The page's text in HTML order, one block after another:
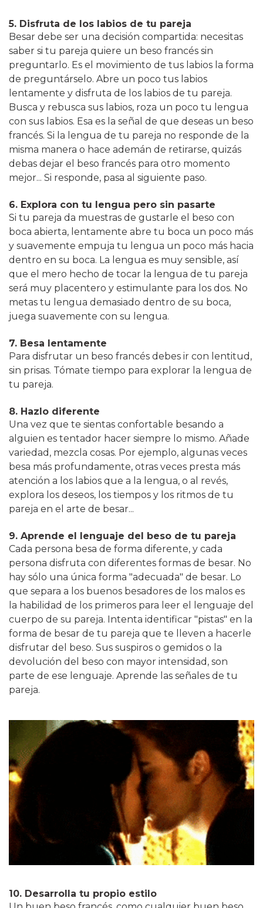
5. Disfruta de los labios de tu pareja
Besar debe ser una decisión compartida: necesitas
saber si tu pareja quiere un beso francés sin
preguntarlo. Es el movimiento de tus labios la forma
de preguntárselo. Abre un poco tus labios
lentamente y disfruta de los labios de tu pareja.
Busca y rebusca sus labios, roza un poco tu lengua
con sus labios. Esa es la señal de que deseas un beso
francés. Si la lengua de tu pareja no responde de la
misma manera o hace ademán de retirarse, quizás
debas dejar el beso francés para otro momento
mejor... Si responde, pasa al siguiente paso.
6. Explora con tu lengua pero sin pasarte
Si tu pareja da muestras de gustarle el beso con
boca abierta, lentamente abre tu boca un poco más
y suavemente empuja tu lengua un poco más hacia
dentro en su boca. La lengua es muy sensible, así
que el mero hecho de tocar la lengua de tu pareja
será muy placentero y estimulante para los dos. No
metas tu lengua demasiado dentro de su boca,
juega suavemente con su lengua.
7. Besa lentamente
Para disfrutar un beso francés debes ir con lentitud,
sin prisas. Tómate tiempo para explorar la lengua de
tu pareja.
8. Hazlo diferente
Una vez que te sientas confortable besando a
alguien es tentador hacer siempre lo mismo. Añade
variedad, mezcla cosas. Por ejemplo, algunas veces
besa más profundamente, otras veces presta más
atención a los labios que a la lengua, o al revés,
explora los deseos, los tiempos y los ritmos de tu
pareja en el arte de besar...
9. Aprende el lenguaje del beso de tu pareja
Cada persona besa de forma diferente, y cada
persona disfruta con diferentes formas de besar. No
hay sólo una única forma "adecuada" de besar. Lo
que separa a los buenos besadores de los malos es
la habilidad de los primeros para leer el lenguaje del
cuerpo de su pareja. Intenta identificar "pistas" en la
forma de besar de tu pareja que te lleven a hacerle
disfrutar del beso. Sus suspiros o gemidos o la
devolución del beso con mayor intensidad, son
parte de ese lenguaje. Aprende las señales de tu
pareja.
10. Desarrolla tu propio estilo